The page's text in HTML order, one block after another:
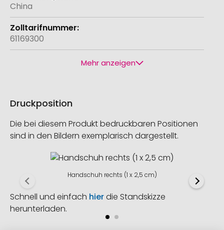
China
61169300
Mehr anzeigen
Druckposition
Die bei diesem Produkt bedruckbaren Positionen
sind in den Bildern exemplarisch dargestellt.
Handschuh rechts (1 x 2,5 cm)
Schnell und einfach hierdie Standskizze
herunterladen.